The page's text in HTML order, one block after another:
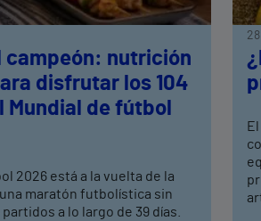
campeón: nutrición
disfrutar los 104
de fútbol
2026 está a la vuelta de la
maratón futbolística sin
a lo largo de 39 días.